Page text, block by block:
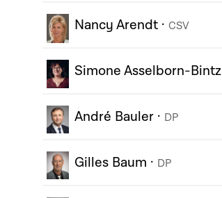
Nancy Arendt · CSV
Simone Asselborn-Bintz
André Bauler · DP
Gilles Baum · DP